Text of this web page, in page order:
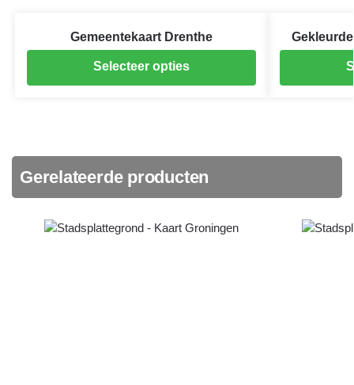
Gemeentekaart Drenthe
Selecteer opties
Gerelateerde producten